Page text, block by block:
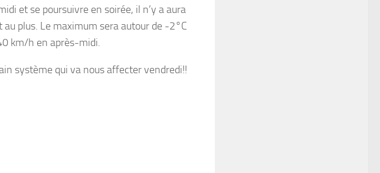
et se poursuivre en soirée, il n’y a aura
plus. Le maximum sera autour de -2°C
km/h en après-midi.
système qui va nous affecter vendredi!!